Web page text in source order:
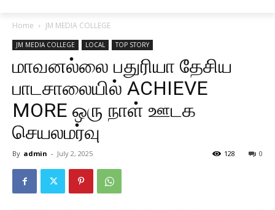
Home JM MEDIA COLLEGE
JM MEDIA COLLEGE LOCAL TOP STORY
மாவனல்லை பதுரியா தேசிய
பாடசாலையில் ACHIEVE
MORE ஒரு நாள் ஊடக
செயலமர்வு
By admin - July 2, 2025 0
128